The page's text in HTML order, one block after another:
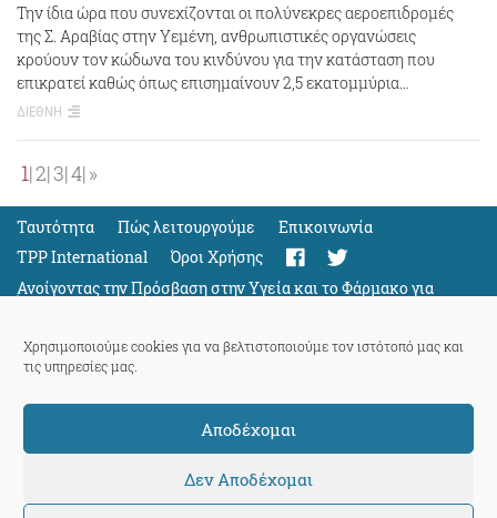
Χρησιμοποιούμε cookies για να βελτιστοποιούμε τον ιστότοπό μας και
τις υπηρεσίες μας.
Αποδέχομαι
Δεν Αποδέχομαι
Την ίδια ώρα που συνεχίζονται οι πολύνεκρες αεροεπιδρομές
της Σ. Αραβίας στην Υεμένη, ανθρωπιστικές οργανώσεις
κρούουν τον κώδωνα του κινδύνου για την κατάσταση που
επικρατεί καθώς όπως επισημαίνουν 2,5 εκατομμύρια…
ΔΙΕΘΝΗ
1 2 3 4 »
Ταυτότητα Πώς λειτουργούμε
Eπικοινωνία
TPP International
Όροι Χρήσης
Ανοίγοντας την Πρόσβαση στην Υγεία και το Φάρμακο για
Όλους
Support
ThePressProject
powered by our community members